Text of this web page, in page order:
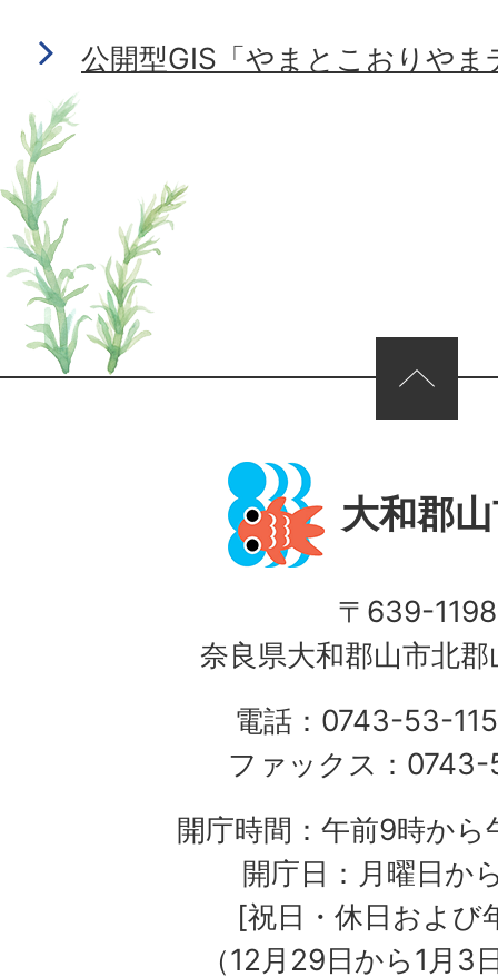
公開型GIS「やまとこおりや
ページの先頭へ
大和郡
〒639-1198
奈良県大和郡山市北
電話：0743-53-
ファックス：
開庁時間：午前9時か
開庁日：月曜日か
[祝日・休日および
（12月29日から1月3